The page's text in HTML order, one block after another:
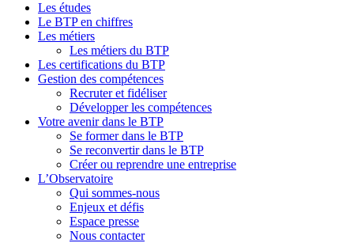
Les études
Le BTP en chiffres
Les métiers
Les métiers du BTP
Les certifications du BTP
Gestion des compétences
Recruter et fidéliser
Développer les compétences
Votre avenir dans le BTP
Se former dans le BTP
Se reconvertir dans le BTP
Créer ou reprendre une entreprise
L’Observatoire
Qui sommes-nous
Enjeux et défis
Espace presse
Nous contacter